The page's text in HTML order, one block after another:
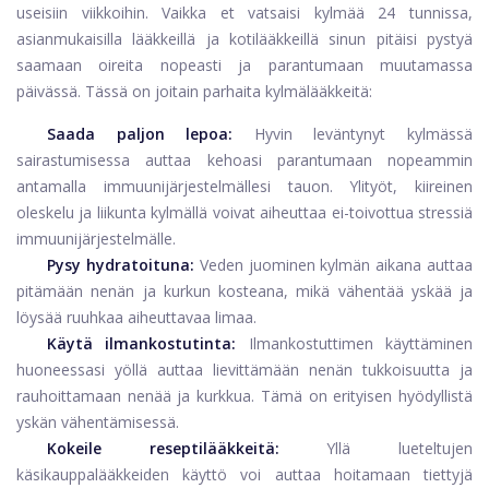
useisiin viikkoihin. Vaikka et vatsaisi kylmää 24 tunnissa,
asianmukaisilla lääkkeillä ja kotilääkkeillä sinun pitäisi pystyä
saamaan oireita nopeasti ja parantumaan muutamassa
päivässä. Tässä on joitain parhaita kylmälääkkeitä:
Saada paljon lepoa:
Hyvin leväntynyt kylmässä
sairastumisessa auttaa kehoasi parantumaan nopeammin
antamalla immuunijärjestelmällesi tauon. Ylityöt, kiireinen
oleskelu ja liikunta kylmällä voivat aiheuttaa ei-toivottua stressiä
immuunijärjestelmälle.
Pysy hydratoituna: Veden juominen kylmän aikana auttaa
pitämään nenän ja kurkun kosteana, mikä vähentää yskää ja
löysää ruuhkaa aiheuttavaa limaa.
Käytä ilmankostutinta:
Ilmankostuttimen käyttäminen
huoneessasi yöllä auttaa lievittämään nenän tukkoisuutta ja
rauhoittamaan nenää ja kurkkua. Tämä on erityisen hyödyllistä
yskän vähentämisessä.
Kokeile reseptilääkkeitä:
Yllä lueteltujen
käsikauppalääkkeiden käyttö voi auttaa hoitamaan tiettyjä